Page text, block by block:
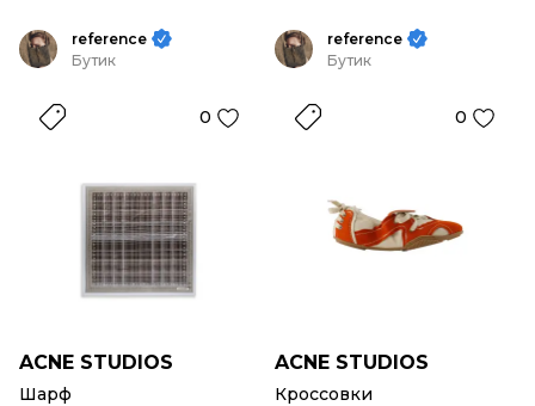
reference
Бутик
0
ACNE STUDIOS
Шарф
reference
Бутик
0
ACNE STUDIOS
Кроссовки